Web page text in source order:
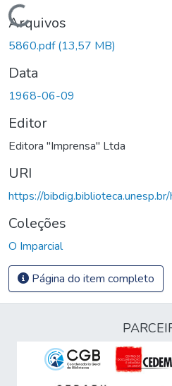
Carregando...
Arquivos
5860.pdf(13,57 MB)
Data
1968-06-09
Editor
Editora "Imprensa" Ltda
URI
https://
Coleções
O Imparcial
Página do item completo